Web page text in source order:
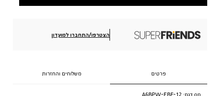
הצטרפו/התחברו למועדון
פרטים משלוחים והחזרות